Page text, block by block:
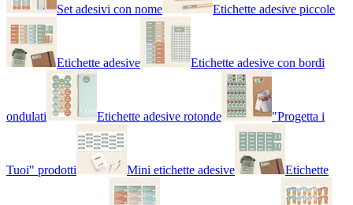
Set adesivi con nome Etichette adesive piccole
Etichette adesive Etichette adesive con bordi
ondulati Etichette adesive rotonde "Progetta i
Tuoi" prodotti Mini etichette adesive Etichette